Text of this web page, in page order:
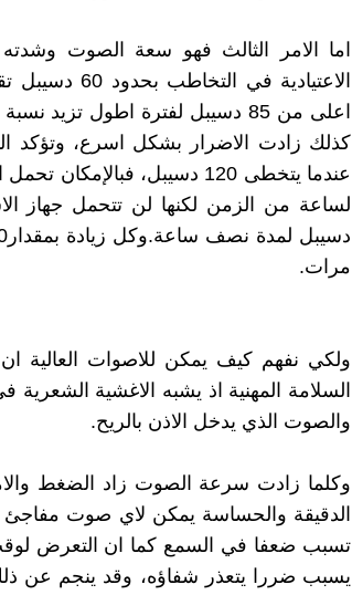
اما الامر الثالث فهو سعة الصوت
الاعتيادية
اعلى من 85 دسيبل لفترة اطول
كذلك زادت الاضرار بشكل اسرع، وتؤكد
مرات.
ولكي نفهم كيف يمكن للاصوات العالية
السلامة المهنية اذ يشبه الاغشية
والصوت الذي يدخل الاذن بالريح.
وكلما زادت سرعة الصوت زاد الضغط
الدقيقة والحساسة يمكن لاي صوت مفاجئ
تسبب ضعفا في السمع كما ان التعرض
يسبب ضررا يتعذر شفاؤه، وقد ينجم عن